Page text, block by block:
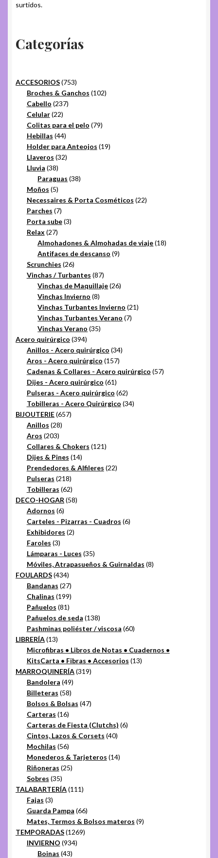
surtidos.
Categorías
ACCESORIOS 753753
productos
Broches & Ganchos 102102
Cabello 237237
Celular 2222
productos
Colitas para el pelo 7979
Hebillas 4444
productos
Holder para Anteojos 1919
Llaveros 3232
Lluvia 3838
productos
Paraguas 3838
Moños 55
productos
Necessaires & Porta Cosméticos 2222
Parches 77
productos
Porta sube 33
Relax 2727
productos
Almohadones & Almohadas de viaje 1818
Antifaces de descanso 99
Scrunchies 2626
productos
Vinchas / Turbantes 8787
productos
Vinchas de Maquillaje 2626
Vinchas Invierno 88
productos
Vinchas Turbantes Invierno 2121
Vinchas Turbantes Verano 77
Vinchas Verano 3535
Acero quirúrgico 394394
productos
Anillos - Acero quirúrgico 3434
Aros - Acero quirúrgico 157157
productos
Cadenas & Collares - Acero quirúrgico 5757
Dijes - Acero quirúrgico 6161
productos
Pulseras - Acero quirúrgico 6262
productos
Tobilleras - Acero Quirúrgico 3434
BIJOUTERIE 657657
Anillos 2828
Aros 203203
productos
Collares & Chokers 121121
Dijes & Pines 1414
productos
Prendedores & Alfileres 2222
Pulseras 218218
productos
Tobilleras 6262
productos
DECO-HOGAR 5858
Adornos 66
productos
Carteles - Pizarras - Cuadros 66
Exhibidores 22
Faroles 33
productos
Lámparas - Luces 3535
productos
Móviles, Atrapasueños & Guirnaldas 88
FOULARDS 434434
productos
Bandanas 2727
productos
Chalinas 199199
productos
Pañuelos 8181
productos
Pañuelos de seda 138138
productos
Pashminas poliéster / viscosa 6060
LIBRERÍA 1313
productos
Microfibras • Libros de Notas • Cuadernos •
KitsCarta • Fibras • Accesorios 1313
MARROQUINERÍA 319319
Bandolera 4949
productos
Billeteras 5858
productos
Bolsos & Bolsas 4747
Carteras 1616
productos
Carteras de Fiesta (Clutchs) 66
Cintos, Lazos & Corsets 4040
Mochilas 5656
productos
Monederos & Tarjeteros 1414
Riñoneras 2525
Sobres 3535
productos
TALABARTERÍA 111111
Fajas 33
productos
Guarda Pampa 6666
productos
Mates, Termos & Bolsos materos 99
TEMPORADAS 12691269
INVIERNO 934934
Boinas 4343